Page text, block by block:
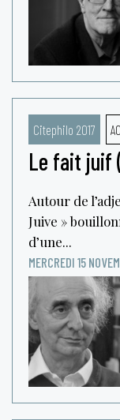
Citephilo 2017
Le fait juif
Autour de
Juive »
d’une...
MERCREDI 15